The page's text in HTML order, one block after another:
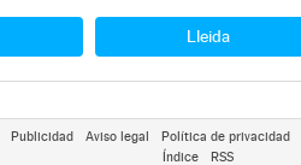
Lleida
Publicidad Aviso legal Política de privacidad
Índice
RSS